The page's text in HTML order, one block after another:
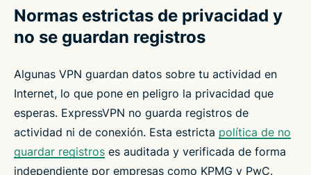
Normas estrictas de privacidad y
no se guardan registros
Algunas VPN guardan datos sobre tu actividad en
Internet, lo que pone en peligro la privacidad que
esperas. ExpressVPN no guarda registros de
actividad ni de conexión. Esta estricta política de no
guardar registros es auditada y verificada de forma
independiente por empresas como KPMG y PwC.